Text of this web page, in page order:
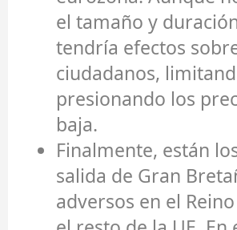
el tamaño y
tendría efectos
ciudadanos,
presionando los
baja.
Finalmente, están
salida de Gran
adversos en el